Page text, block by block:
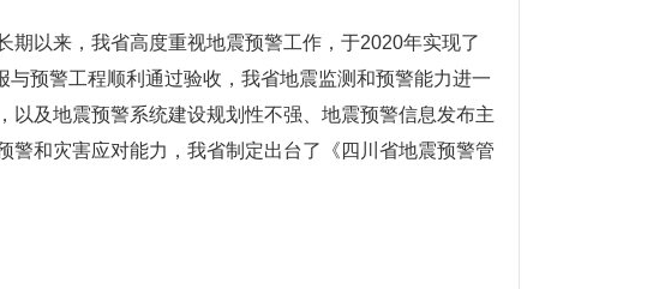
期以来，我省高度重视地震预警工作，于2020年实现了
预警工程顺利通过验收，我省地震监测和预警能力进一
及地震预警系统建设规划性不强、地震预警信息发布主
和灾害应对能力，我省制定出台了《四川省地震预警管